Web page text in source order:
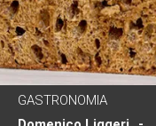
GASTRONOMIA